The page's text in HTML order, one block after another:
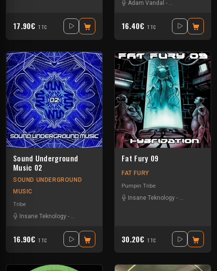
17.90€ TTC
Adam Vandal - John Faustus
16.40€ TTC
Sound Underground
Music 02
SOUND UNDERGROUND
MUSIC
Tribe
Insane Teknology -
16.90€ TTC
Fat Fury 09
FAT FURY
Pumpin Tribe
Insane Teknology -
30.20€ TTC